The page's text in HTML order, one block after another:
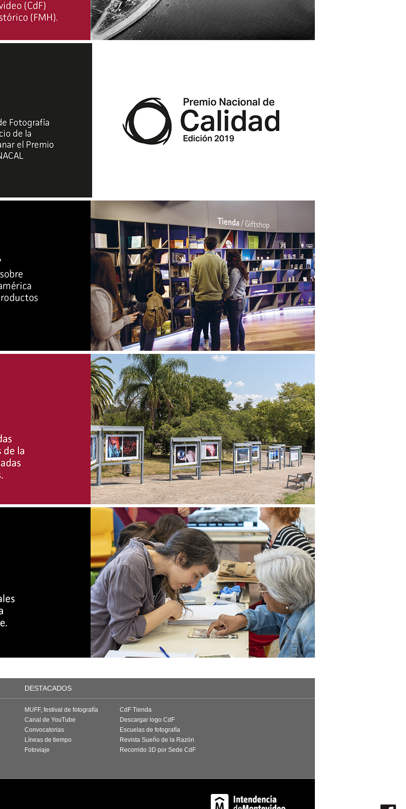
DESTACADOS
MUFF, festival de fotografía
Canal de YouTube
Convocatorias
Líneas de tiempo
Fotoviaje
CdF Tienda
Descargar logo CdF
Escuelas de fotografía
Revista Sueño de la Razón
Recorrido 3D por Sede CdF